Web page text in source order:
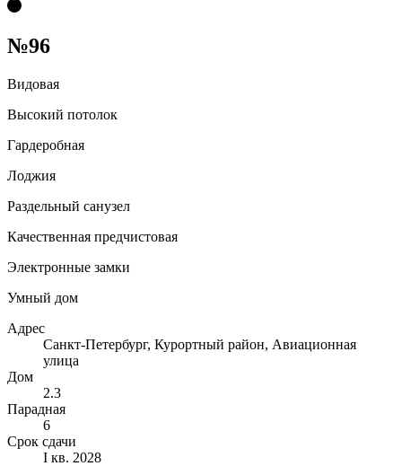
№96
Видовая
Высокий потолок
Гардеробная
Лоджия
Раздельный санузел
Качественная предчистовая
Электронные замки
Умный дом
Адрес
Санкт-Петербург, Курортный район, Авиационная
улица
Дом
2.3
Парадная
6
Срок сдачи
I кв. 2028